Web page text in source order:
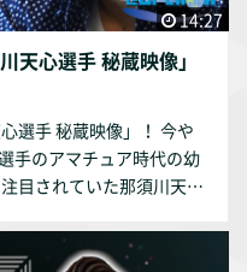
14:27
天心選手 秘蔵映像」
選手 秘蔵映像」！ 今や
手のアマチュア時代の幼
目されていた那須川天心
ートボクシングルールに